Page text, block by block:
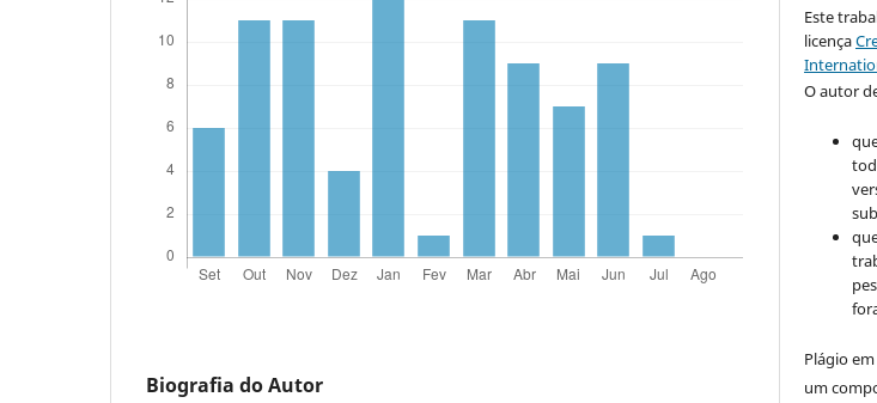
Biografia do Autor
Este
licença
O autor
Plágio
um